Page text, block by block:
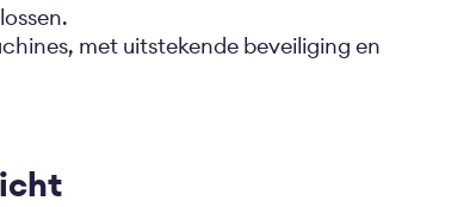
met uitstekende beveiliging en